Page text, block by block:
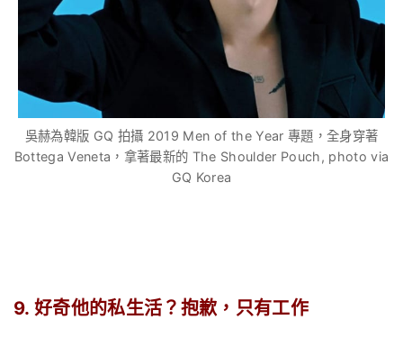
吳赫為韓版 GQ 拍攝 2019 Men of the Year 專題，全身穿著
Bottega Veneta，拿著最新的 The Shoulder Pouch, photo via
GQ Korea
9. 好奇他的私生活？抱歉，只有工作